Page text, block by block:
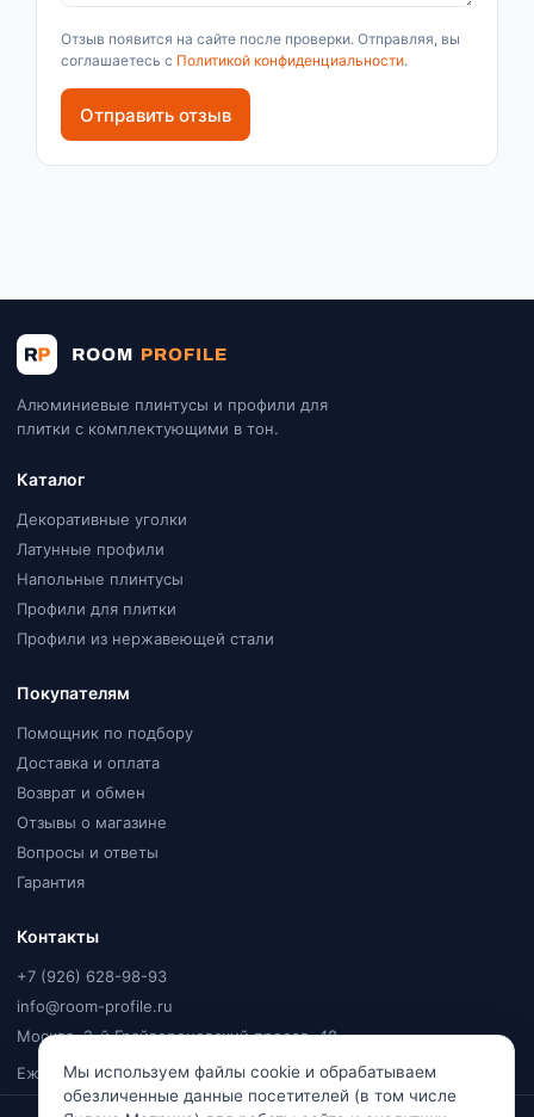
Отзыв появится на сайте после проверки. Отправляя, вы
соглашаетесь с Политикой конфиденциальности.
Отправить отзыв
Алюминиевые плинтусы и профили для
плитки с комплектующими в тон.
Каталог
Декоративные уголки
Латунные профили
Напольные плинтусы
Профили для плитки
Профили из нержавеющей стали
Покупателям
Помощник по подбору
Доставка и оплата
Возврат и обмен
Отзывы о магазине
Вопросы и ответы
Гарантия
Контакты
+7 (926) 628-98-93
info@room-profile.ru
Москва, 2-й Грайвороновский проезд, 48
Ежедневно, 9:00–20:00
Мы используем файлы cookie и обрабатываем
обезличенные данные посетителей (в том числе